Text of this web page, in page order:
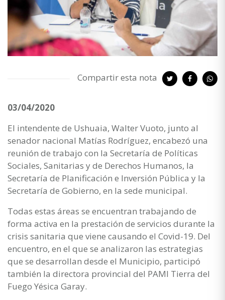
Compartir esta nota
03/04/2020
El intendente de Ushuaia, Walter Vuoto, junto al
senador nacional Matías Rodríguez, encabezó una
reunión de trabajo con la Secretaría de Políticas
Sociales, Sanitarias y de Derechos Humanos, la
Secretaría de Planificación e Inversión Pública y la
Secretaría de Gobierno, en la sede municipal.
Todas estas áreas se encuentran trabajando de
forma activa en la prestación de servicios durante la
crisis sanitaria que viene causando el Covid-19. Del
encuentro, en el que se analizaron las estrategias
que se desarrollan desde el Municipio, participó
también la directora provincial del PAMI Tierra del
Fuego Yésica Garay.